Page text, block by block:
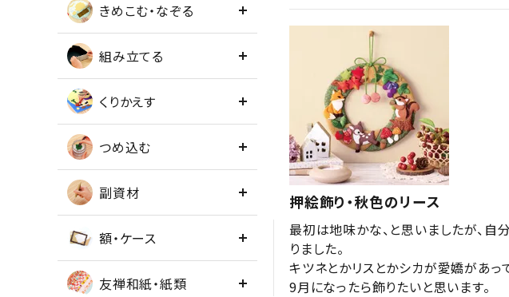
きめこむ・なぞる
組み立てる
くりかえす
つめ込む
副資材
額・ケース
友禅和紙・紙類
押絵飾り・秋色のリース
最初は地味かな、と思いましたが、自
りました。
キツネとかリスとかシカが愛嬌があっ
9月になったら飾りたいと思います。